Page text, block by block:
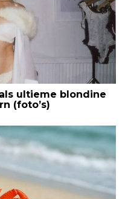
ultieme blondine
(foto’s)